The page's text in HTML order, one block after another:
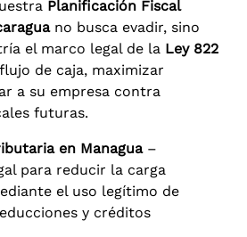
Planificación Fiscal
no busca evadir, sino
el marco legal de la Ley 822
de caja, maximizar
a su empresa contra
futuras.
en Managua–
para reducir la carga
el uso legítimo de
y créditos